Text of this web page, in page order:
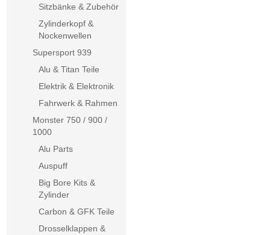
Sitzbänke & Zubehör
Zylinderkopf &
Nockenwellen
Supersport 939
Alu & Titan Teile
Elektrik & Elektronik
Fahrwerk & Rahmen
Monster 750 / 900 /
1000
Alu Parts
Auspuff
Big Bore Kits &
Zylinder
Carbon & GFK Teile
Drosselklappen &